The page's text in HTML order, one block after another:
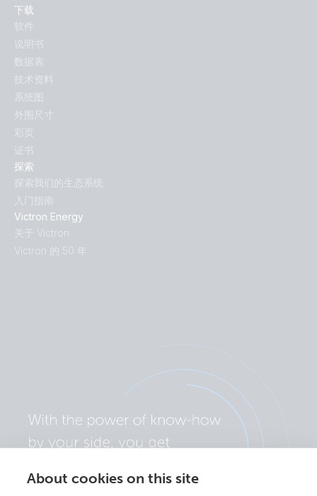
About cookies on this site
探索
探索我们的生态系统
入门指南
Victron Energy
关于 Victron
Victron 的 50 年
下载
软件
说明书
数据表
技术资料
系统图
外围尺寸
彩页
证书